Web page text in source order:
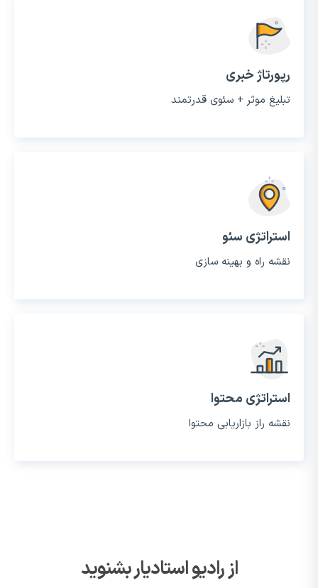
رپورتاژ خبری
تبلیغ موثر + سئوی قدرتمند
استراتژی سئو
نقشه راه و بهینه سازی
استراتژی محتوا
نقشه راز بازاریابی محتوا
از رادیو استادیار بشنوید